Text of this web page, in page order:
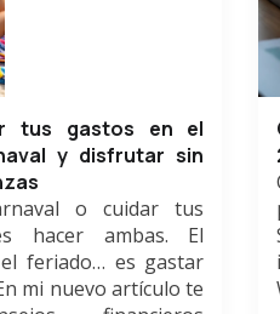
tus gastos en el
y disfrutar sin
o cuidar tus
hacer ambas. El
feriado… es gastar
mi nuevo artículo te